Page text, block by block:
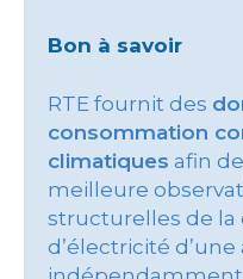
Bon à savoir
RTE fournit des
consommation
climatiques afin
meilleure
structurelles de
d’électricité d’une